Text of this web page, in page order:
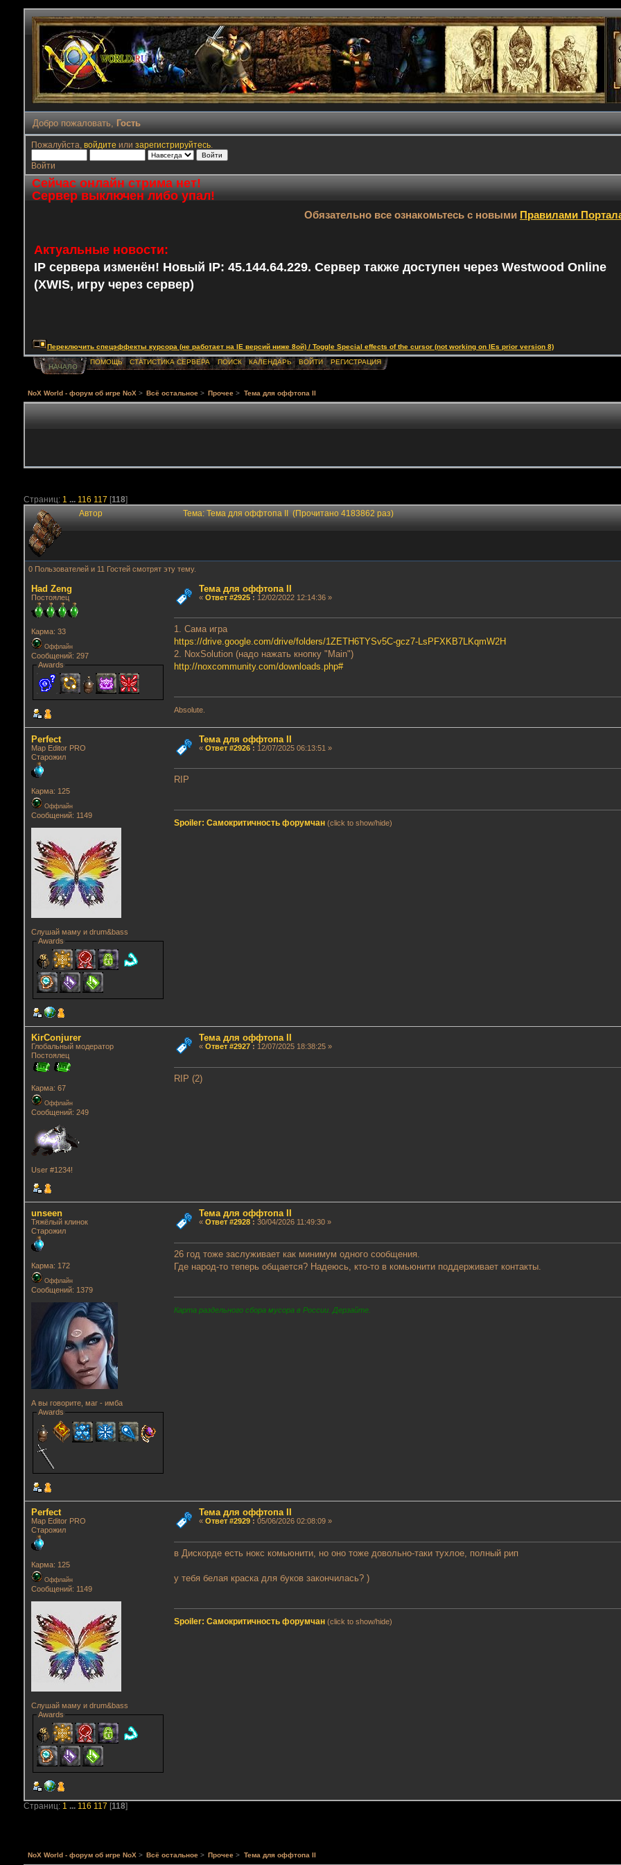
Добро пожаловать, Гость
Пожалуйста, войдите или зарегистрируйтесь.
Войти
Сейчас онлайн стрима нет!
Сервер выключен либо упал!
Обязательно все ознакомьтесь с новыми Правилами
Актуальные новости:
IP сервера изменён! Новый IP: 45.144.64.229. Сервер также доступен через Westwood Online
(XWIS, игру через сервер)
Переключить спецэффекты курсора (не работает на IE версий ниже 8ой) / Toggle Special effects of the cursor (not working on IEs prior version 8)
НАЧАЛО
ПОМОЩЬ СТАТИСТИКА СЕРВЕРА ПОИСК КАЛЕНДАРЬ ВОЙТИ РЕГИСТРАЦИЯ
NoX World - форум об игре NoX > Всё остальное > Прочее > Тема для оффтопа II
Страниц: 1 ... 116 117 [118]
Автор Тема: Тема для оффтопа II (Прочитано 4183862 раз)
0 Пользователей и 11 Гостей смотрят эту тему.
Had Zeng
Постоялец
Карма: 33
Оффлайн
Сообщений: 297
Awards
Тема для оффтопа II
« Ответ #2925: 12/02/2022 12:14:36 »
1. Сама игра
https://drive.google.com/drive/folders/1ZETH6TYSv5C-gcz7-LsPFXKB7LKqmW2H
2. NoxSolution (надо нажать кнопку "Main")
http://noxcommunity.com/downloads.php#
Absolute.
Perfect
Map Editor PRO
Старожил
Карма: 125
Оффлайн
Сообщений: 1149
Слушай маму и drum&bass
Awards
Тема для оффтопа II
« Ответ #2926: 12/07/2025 06:13:51 »
RIP
Spoiler: Самокритичность форумчан (click to show/hide)
KirConjurer
Глобальный модератор
Постоялец
Карма: 67
Оффлайн
Сообщений: 249
User #1234!
Тема для оффтопа II
« Ответ #2927: 12/07/2025 18:38:25 »
RIP (2)
unseen
Тяжёлый клинок
Старожил
Карма: 172
Оффлайн
Сообщений: 1379
А вы говорите, маг - имба
Awards
Тема для оффтопа II
« Ответ #2928: 30/04/2026 11:49:30 »
26 год тоже заслуживает как минимум одного сообщения.
Где народ-то теперь общается? Надеюсь, кто-то в комьюнити поддерживает контакты.
Карта раздельного сбора мусора в России. Дерзайте.
Perfect
Map Editor PRO
Старожил
Карма: 125
Оффлайн
Сообщений: 1149
Слушай маму и drum&bass
Awards
Тема для оффтопа II
« Ответ #2929: 05/06/2026 02:08:09 »
в Дискорде есть нокс комьюнити, но оно тоже довольно-таки тухлое, полный рип
у тебя белая краска для буков закончилась? )
Spoiler: Самокритичность форумчан (click to show/hide)
Страниц: 1 ... 116 117 [118]
NoX World - форум об игре NoX > Всё остальное > Прочее > Тема для оффтопа II